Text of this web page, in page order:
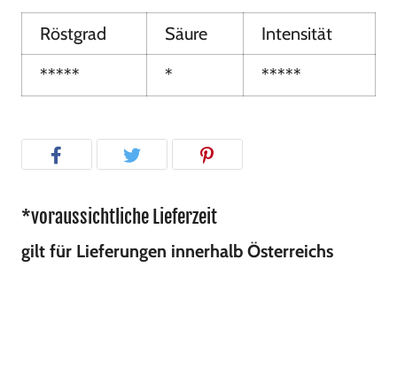
Röstgrad Säure
Intensität
*****
* *****
*voraussichtliche Lieferzeit
gilt für Lieferungen innerhalb Österreichs